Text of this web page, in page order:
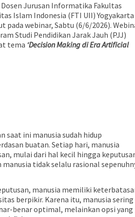
Jurusan Informatika Fakultas
Islam Indonesia (FTI UII) Yogyakarta
pada webinar, Sabtu (6/6/2026).
Studi Pendidikan Jarak Jauh (PJJ)
tema ‘Decision Making di Era Artificial
saat ini manusia sudah hidup
buatan. Setiap hari, manusia
mulai dari hal kecil hingga
tidak selalu rasional
manusia memiliki
berpikir. Karena itu, manusia sering
benar optimal, melainkan opsi yang